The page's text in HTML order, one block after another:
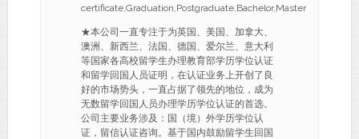
certificate,Graduation,Postgraduate,Bachelor,Master
★本公司一直专注于为英国、美国、加拿大、
澳洲、新西兰、法国、德国、爱尔兰、意大利
等国家各高校留学生办理教育部学历学位认证
和留学回国人员证明，在认证业务上开创了良
好的市场势头，一直占据了领先的地位，成为
无数留学回国人员办理学历学位认证的首选。
公司主要业务涉及：国（境）外学历学位认
证，留信认证咨询。基于国内鼓励留学生回国